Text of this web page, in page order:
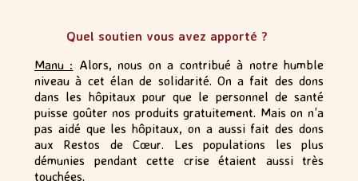
Quel soutien vous avez apporté ?
Manu : Alors, nous on a contribué à notre humble
niveau à cet élan de solidarité. On a fait des dons
dans les hôpitaux pour que le personnel de santé
puisse goûter nos produits gratuitement. Mais on n’a
pas aidé que les hôpitaux, on a aussi fait des dons
aux Restos de Cœur. Les populations les plus
démunies pendant cette crise étaient aussi très
touchées.